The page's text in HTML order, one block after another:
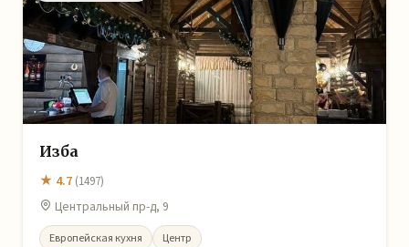
Изба
★ 4.7 (1497)
Центральный пр-д, 9
Европейская кухня Центр